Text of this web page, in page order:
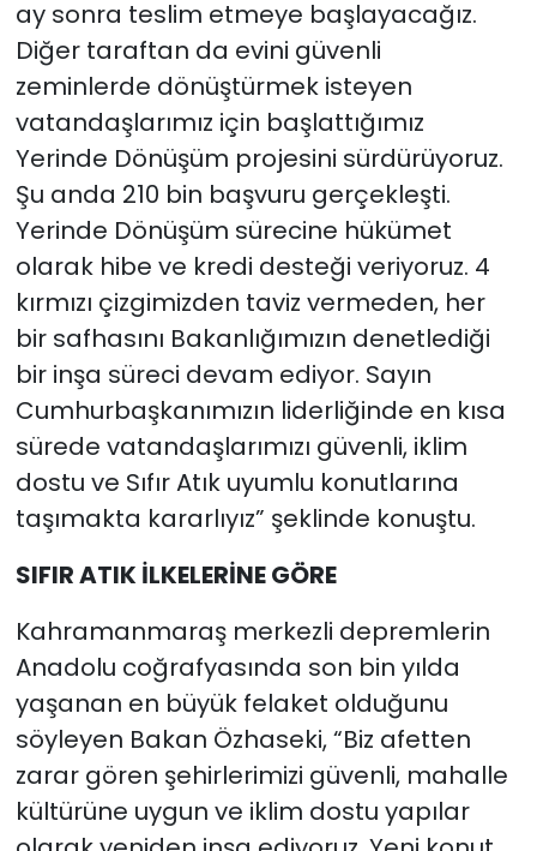
ay sonra teslim etmeye başlayacağız.
Diğer taraftan da evini güvenli
zeminlerde dönüştürmek isteyen
vatandaşlarımız için başlattığımız
Yerinde Dönüşüm projesini sürdürüyoruz.
Şu anda 210 bin başvuru gerçekleşti.
Yerinde Dönüşüm sürecine hükümet
olarak hibe ve kredi desteği veriyoruz. 4
kırmızı çizgimizden taviz vermeden, her
bir safhasını Bakanlığımızın denetlediği
bir inşa süreci devam ediyor. Sayın
Cumhurbaşkanımızın liderliğinde en kısa
sürede vatandaşlarımızı güvenli, iklim
dostu ve Sıfır Atık uyumlu konutlarına
taşımakta kararlıyız” şeklinde konuştu.
SIFIR ATIK İLKELERİNE GÖRE
Kahramanmaraş merkezli depremlerin
Anadolu coğrafyasında son bin yılda
yaşanan en büyük felaket olduğunu
söyleyen Bakan Özhaseki, “Biz afetten
zarar gören şehirlerimizi güvenli, mahalle
kültürüne uygun ve iklim dostu yapılar